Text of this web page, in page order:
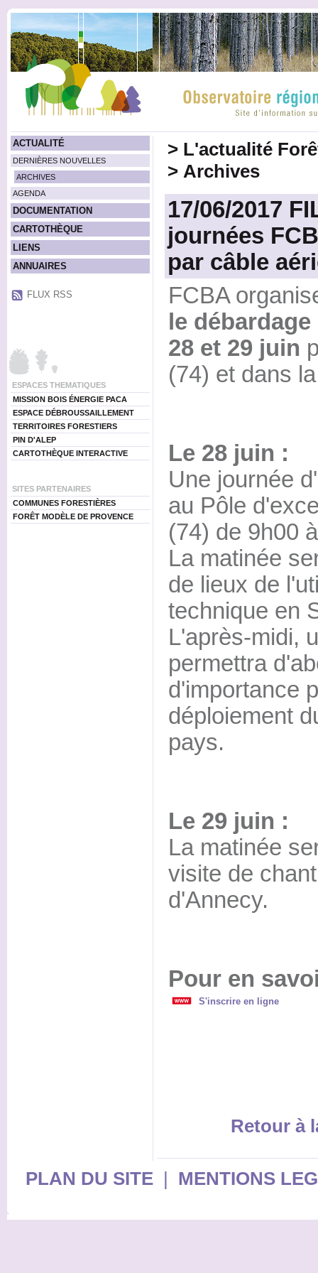
ACTUALITÉ
DERNIÈRES NOUVELLES
ARCHIVES
AGENDA
DOCUMENTATION
CARTOTHÈQUE
LIENS
ANNUAIRES
FLUX RSS
ESPACES THEMATIQUES
MISSION BOIS ÉNERGIE PACA
ESPACE DÉBROUSSAILLEMENT
TERRITOIRES FORESTIERS
PIN D'ALEP
CARTOTHÈQUE INTERACTIVE
SITES PARTENAIRES
COMMUNES FORESTIÈRES
FORÊT MODÈLE DE PROVENCE
> L'actualité
> Archives
17/06/2017
journées
par câble
FCBA
le
28 et 29 juin
(74) et dans
Le 28 juin :
Une journée
au Pôle
(74) de 9h00
La matinée
de lieux de
technique en
L'après-midi,
permettra
d'importance
déploiement
pays.
Le 29 juin :
La matinée
visite de
d'Annecy.
Pour en
S'inscrire en ligne
Retour à
PLAN DU SITE| MENTIONS